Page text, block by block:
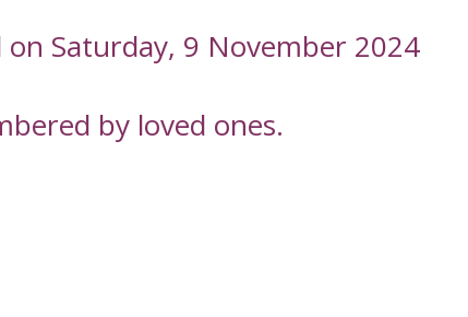
Saturday, 9 November 2024
by loved ones.